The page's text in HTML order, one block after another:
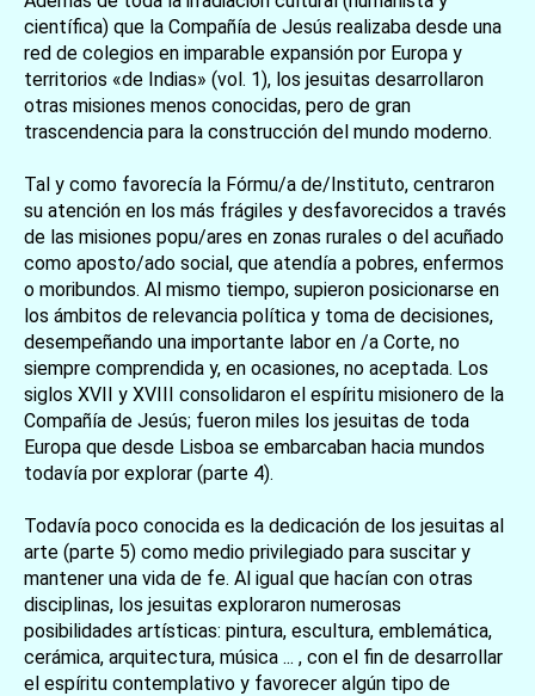
お買い物を続ける
científica) que la Compañía de Jesús realizaba desde una
red de colegios en imparable expansión por Europa y
territorios «de Indias» (vol. 1), los jesuitas desarrollaron
otras misiones menos conocidas, pero de gran
trascendencia para la construcción del mundo moderno.
Tal y como favorecía la Fórmu/a de/Instituto, centraron
su atención en los más frágiles y desfavorecidos a través
de las misiones popu/ares en zonas rurales o del acuñado
como aposto/ado social, que atendía a pobres, enfermos
o moribundos. Al mismo tiempo, supieron posicionarse en
los ámbitos de relevancia política y toma de decisiones,
desempeñando una importante labor en /a Corte, no
siempre comprendida y, en ocasiones, no aceptada. Los
siglos XVII y XVIII consolidaron el espíritu misionero de la
Compañía de Jesús; fueron miles los jesuitas de toda
Europa que desde Lisboa se embarcaban hacia mundos
todavía por explorar (parte 4).
Todavía poco conocida es la dedicación de los jesuitas al
arte (parte 5) como medio privilegiado para suscitar y
mantener una vida de fe. Al igual que hacían con otras
disciplinas, los jesuitas exploraron numerosas
posibilidades artísticas: pintura, escultura, emblemática,
cerámica, arquitectura, música ... , con el fin de desarrollar
el espíritu contemplativo y favorecer algún tipo de